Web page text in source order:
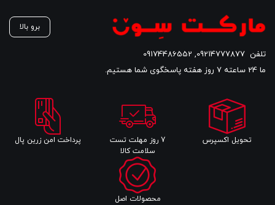
برو بالا
تلفن 09214777877
,
09174486552
ما 24 ساعته 7 روز هفته پاسخگوی شما هستیم.
تحویل اکسپرس
7 روز مهلت تست
سلامت کالا
پرداخت امن زرین پال
محصولات اصل